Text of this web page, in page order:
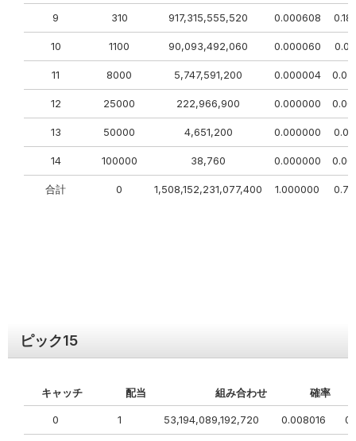
9 310 917,315,555,520 0.000608
10 1100 90,093,492,060 0.000060
11 8000 5,747,591,200 0.000004
12 25000 222,966,900 0.000000
13 50000 4,651,200 0.000000
14 100000 38,760 0.000000
合計 0 1,508,152,231,077,400 1.000000
ピック15
キャッチ 配当 組み合わせ 確率
0 1 53,194,089,192,720 0.008016